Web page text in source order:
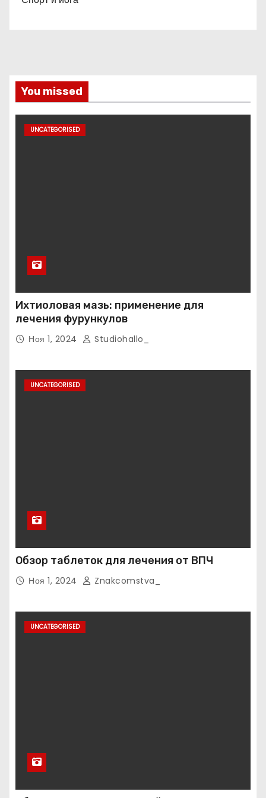
You missed
UNCATEGORISED
Ихтиоловая мазь: применение для
лечения фурункулов
Ноя 1, 2024 Studiohallo_
UNCATEGORISED
Обзор таблеток для лечения от ВПЧ
Ноя 1, 2024 Znakcomstva_
UNCATEGORISED